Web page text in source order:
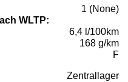
1 (None)
WLTP:
6,4 l/100km
168 g/km
F
Zentrallager